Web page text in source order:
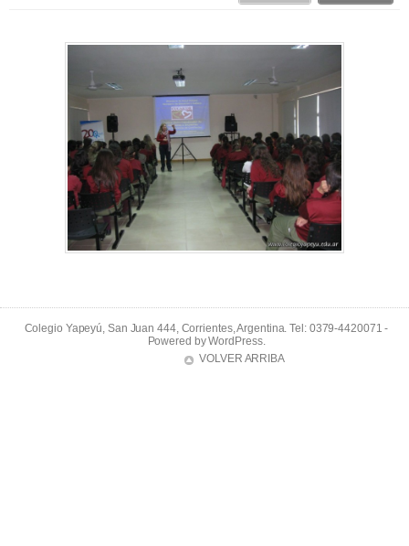
Colegio Yapeyú, San Juan 444, Corrientes, Argentina. Tel: 0379-4420071 -
Powered byWordPress.
VOLVER ARRIBA